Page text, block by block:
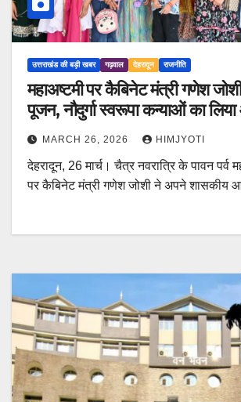
उत्तराखंड की बड़ी खबर गढ़वाल देहरादून राजनीति
महाअष्टमी पर कैबिनेट मंत्री गणेश
पूजन, नौदुर्गा स्वरूपा कन्याओं का लिया
MARCH 26, 2026 HIMJYOTI
देहरादून, 26 मार्च। चैत्र नवरात्रि के पावन पर्व
पर कैबिनेट मंत्री गणेश जोशी ने अपने शासकीय